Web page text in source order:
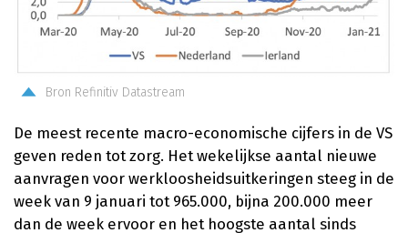
Bron Refinitiv Datastream
De meest recente macro-economische cijfers in de VS
geven reden tot zorg. Het wekelijkse aantal nieuwe
aanvragen voor werkloosheidsuitkeringen steeg in de
week van 9 januari tot 965.000, bijna 200.000 meer
dan de week ervoor en het hoogste aantal sinds